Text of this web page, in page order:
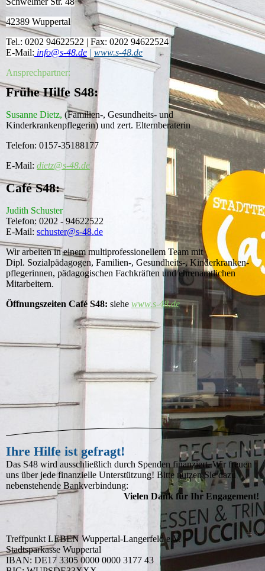
42389 Wuppertal
Tel.: 0202 94622522 | Fax: 0202 94622524
E-Mail: info@s-48.de | www.s-48.de
Ansprechpartner:
Frühe Hilfe S48:
Susanne Dietz, (Familien-, Gesundheits- und
Kinderkrankenpflegerin) und zert. Elternberaterin
Telefon: 0157-35188177
E-Mail: dietz@s-48.de
Café S48:
Judith Schuster
Telefon: 0202 - 94622522
E-Mail: schuster@s-48.de
Wir arbeiten in einem multiprofessionellem Team mit
Dipl. Sozialpädagogen, Familien-, Gesundheits-, Kinderkranken-
pflegerinnen, pädagogischen Fachkräften und ehrenamtlichen
Mitarbeitern.
Öffnungszeiten Café S48: siehe www.s-48.de
Ihre Hilfe ist gefragt!
Das S48 wird ausschließlich durch Spenden finanziert. Wir freuen
uns über jede finanzielle Unterstützung! Bitte nutzen Sie dazu
nebenstehende Bankverbindung:
Vielen Dank für Ihr Engagement!
Treffpunkt LEBEN Wuppertal-Langerfeld e.V.
Stadtsparkasse Wuppertal
IBAN: DE17 3305 0000 0000 3177 43